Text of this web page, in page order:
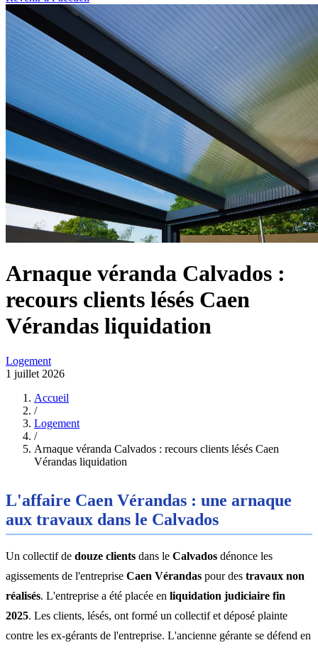
Arnaque véranda Calvados :
recours clients lésés Caen
Vérandas liquidation
Logement
1 juillet 2026
Accueil
/
Logement
/
Arnaque véranda Calvados : recours clients lésés Caen
Vérandas liquidation
L'affaire Caen Vérandas : une arnaque
aux travaux dans le Calvados
Un collectif de douze clients dans le Calvados dénonce les
agissements de l'entreprise Caen Vérandas pour des travaux non
réalisés. L'entreprise a été placée en liquidation judiciaire fin
2025. Les clients, lésés, ont formé un collectif et déposé plainte
contre les ex-gérants de l'entreprise. L'ancienne gérante se défend en